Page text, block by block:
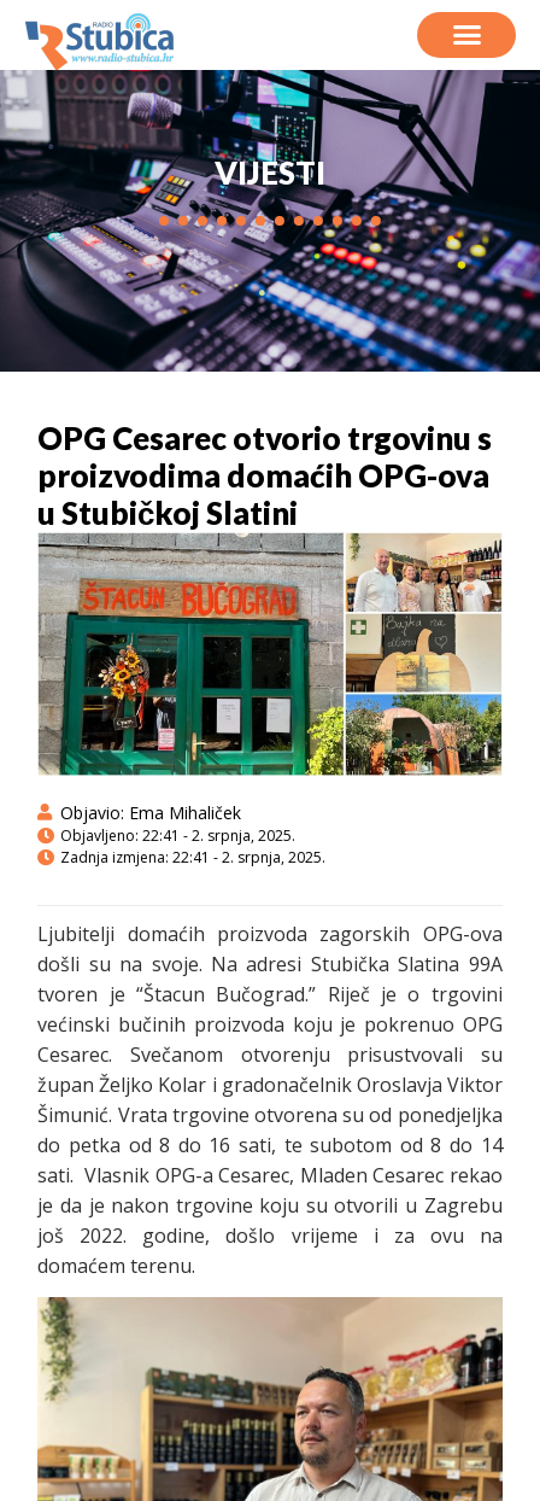
VIJESTI
OPG Cesarec otvorio trgovinu s
proizvodima domaćih OPG-ova
u Stubičkoj Slatini
Objavio: Ema Mihaliček
Objavljeno: 22:41 - 2. srpnja, 2025.
Zadnja izmjena: 22:41 - 2. srpnja, 2025.
Ljubitelji domaćih proizvoda zagorskih OPG-ova
došli su na svoje. Na adresi Stubička Slatina 99A
tvoren je “Štacun Bučograd.” Riječ je o trgovini
većinski bučinih proizvoda koju je pokrenuo OPG
Cesarec. Svečanom otvorenju prisustvovali su
župan Željko Kolar i gradonačelnik Oroslavja Viktor
Šimunić. Vrata trgovine otvorena su od ponedjeljka
do petka od 8 do 16 sati, te subotom od 8 do 14
sati. Vlasnik OPG-a Cesarec, Mladen Cesarec rekao
je da je nakon trgovine koju su otvorili u Zagrebu
još 2022. godine, došlo vrijeme i za ovu na
domaćem terenu.